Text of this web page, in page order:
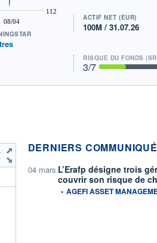
08/04
112
ACTIF NET (EUR)
100M / 31.07.26
RISQUE DU FONDS
3/7
DERNIERS
04 mars L’Erafp désigne trois
couvrir son risque de
information fournie par
• AGEFI ASSET